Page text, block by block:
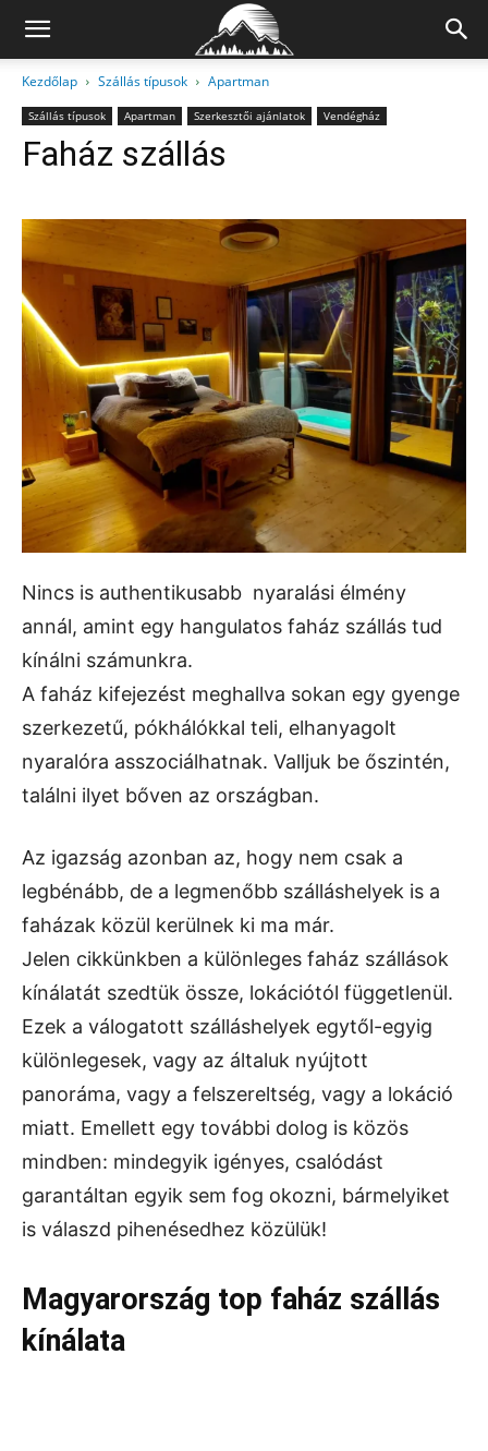
Kezdőlap Szállás típusok Apartman
Szállás típusok Apartman Szerkesztői ajánlatok Vendégház
Faház szállás
Nincs is authentikusabb nyaralási élmény
annál, amint egy hangulatos faház szállás tud
kínálni számunkra.
A faház kifejezést meghallva sokan egy gyenge
szerkezetű, pókhálókkal teli, elhanyagolt
nyaralóra asszociálhatnak. Valljuk be őszintén,
találni ilyet bőven az országban.
Az igazság azonban az, hogy nem csak a
legbénább, de a legmenőbb szálláshelyek is a
faházak közül kerülnek ki ma már.
Jelen cikkünkben a különleges faház szállások
kínálatát szedtük össze, lokációtól függetlenül.
Ezek a válogatott szálláshelyek egytől-egyig
különlegesek, vagy az általuk nyújtott
panoráma, vagy a felszereltség, vagy a lokáció
miatt. Emellett egy további dolog is közös
mindben: mindegyik igényes, csalódást
garantáltan egyik sem fog okozni, bármelyiket
is válaszd pihenésedhez közülük!
Magyarország top faház szállás
kínálata